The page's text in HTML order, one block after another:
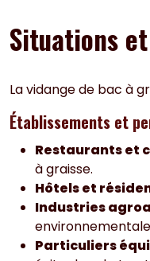
Situations
La vidange de bac à
Établissements et
Restaurants et
à graisse.
Hôtels et
Industries
Particuliers